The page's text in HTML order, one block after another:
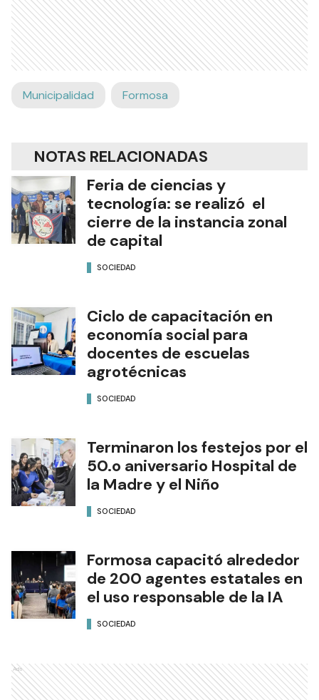
Municipalidad Formosa
NOTAS RELACIONADAS
Feria de ciencias y
tecnología: se realizó el
cierre de la instancia zonal
de capital
SOCIEDAD
Ciclo de capacitación en
economía social para
docentes de escuelas
agrotécnicas
SOCIEDAD
Terminaron los festejos por el
50.o aniversario Hospital de
la Madre y el Niño
SOCIEDAD
Formosa capacitó alrededor
de 200 agentes estatales en
el uso responsable de la IA
SOCIEDAD
Ads